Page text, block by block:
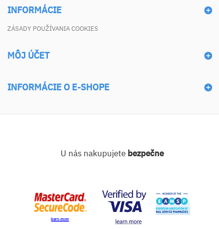
INFORMÁCIE
ZÁSADY POUŽÍVANIA COOKIES
MÔJ ÚČET
INFORMÁCIE O E-SHOPE
U nás nakupujete bezpečne